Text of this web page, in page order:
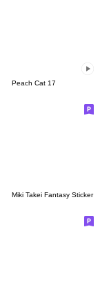
Peach Cat 17
Miki Takei Fantasy Sticker